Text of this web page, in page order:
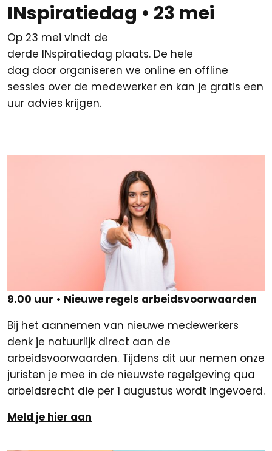
INspiratiedag • 23 mei
Op 23 mei vindt de
derde INspiratiedag plaats. De hele
dag door organiseren we online en offline
sessies over de medewerker en kan je gratis een
uur advies krijgen.
9.00 uur • Nieuwe regels arbeidsvoorwaarden
Bij het aannemen van nieuwe medewerkers
denk je natuurlijk direct aan de
arbeidsvoorwaarden. Tijdens dit uur nemen onze
juristen je mee in de nieuwste regelgeving qua
arbeidsrecht die per 1 augustus wordt ingevoerd.
Meld je hier aan